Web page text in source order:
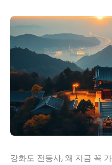
강화도 전등사, 왜 지금 꼭